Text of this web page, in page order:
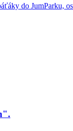
do JumParku,